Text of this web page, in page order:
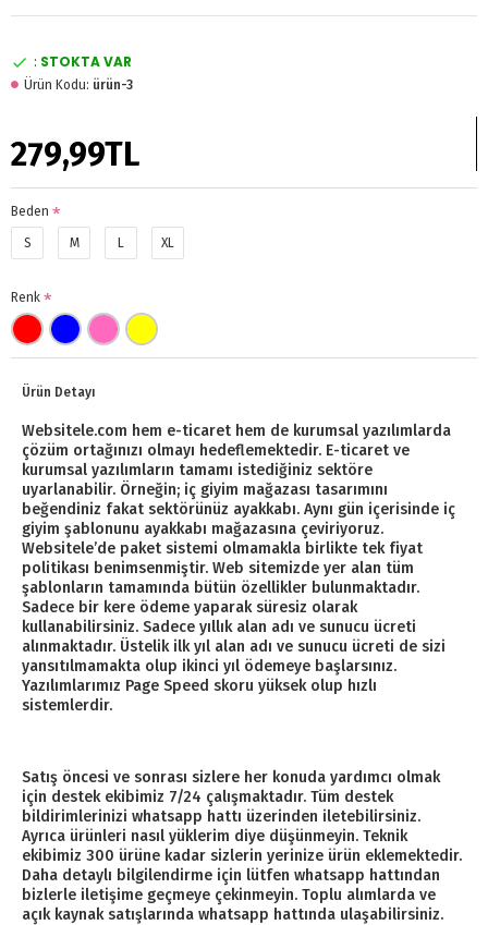
279,99TL
: STOKTA VAR
Ürün Kodu: ürün-3
Beden
S M L XL
Renk
Ürün Detayı
Websitele.com hem e-ticaret hem de kurumsal yazılımlarda
çözüm ortağınızı olmayı hedeflemektedir. E-ticaret ve
kurumsal yazılımların tamamı istediğiniz sektöre
uyarlanabilir. Örneğin; iç giyim mağazası tasarımını
beğendiniz fakat sektörünüz ayakkabı. Aynı gün içerisinde iç
giyim şablonunu ayakkabı mağazasına çeviriyoruz.
Websitele’de paket sistemi olmamakla birlikte tek fiyat
politikası benimsenmiştir. Web sitemizde yer alan tüm
şablonların tamamında bütün özellikler bulunmaktadır.
Sadece bir kere ödeme yaparak süresiz olarak
kullanabilirsiniz. Sadece yıllık alan adı ve sunucu ücreti
alınmaktadır. Üstelik ilk yıl alan adı ve sunucu ücreti de sizi
yansıtılmamakta olup ikinci yıl ödemeye başlarsınız.
Yazılımlarımız Page Speed skoru yüksek olup hızlı
sistemlerdir.
Satış öncesi ve sonrası sizlere her konuda yardımcı olmak
için destek ekibimiz 7/24 çalışmaktadır. Tüm destek
bildirimlerinizi whatsapp hattı üzerinden iletebilirsiniz.
Ayrıca ürünleri nasıl yüklerim diye düşünmeyin. Teknik
ekibimiz 300 ürüne kadar sizlerin yerinize ürün eklemektedir.
Daha detaylı bilgilendirme için lütfen whatsapp hattından
bizlerle iletişime geçmeye çekinmeyin. Toplu alımlarda ve
açık kaynak satışlarında whatsapp hattında ulaşabilirsiniz.